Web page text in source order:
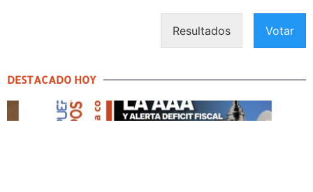
Resultados Votar
DESTACADO HOY